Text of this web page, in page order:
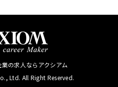
の求人ならアクシアム
Ltd. All Right Reserved.